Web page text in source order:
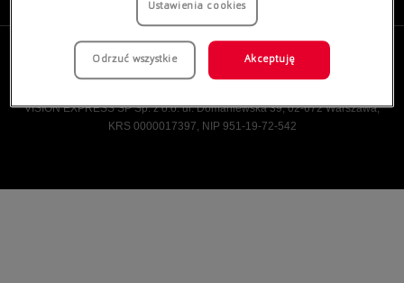
VISION EXPRESS SP Sp. z o.o. ul. Domaniewska 39, 02-672 Warszawa,
KRS 0000017397, NIP 951-19-72-542
Ustawienia cookies
Odrzuć wszystkie Akceptuję